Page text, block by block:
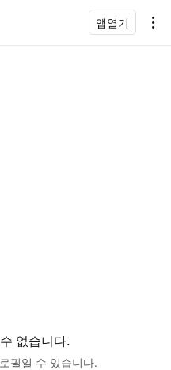
앱열기
없습니다.
필일 수 있습니다.